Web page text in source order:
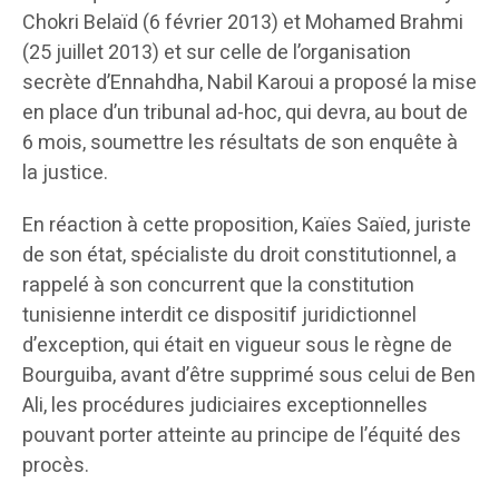
Chokri Belaïd (6 février 2013) et Mohamed Brahmi
(25 juillet 2013) et sur celle de l’organisation
secrète d’Ennahdha, Nabil Karoui a proposé la mise
en place d’un tribunal ad-hoc, qui devra, au bout de
6 mois, soumettre les résultats de son enquête à
la justice.
En réaction à cette proposition, Kaïes Saïed, juriste
de son état, spécialiste du droit constitutionnel, a
rappelé à son concurrent que la constitution
tunisienne interdit ce dispositif juridictionnel
d’exception, qui était en vigueur sous le règne de
Bourguiba, avant d’être supprimé sous celui de Ben
Ali, les procédures judiciaires exceptionnelles
pouvant porter atteinte au principe de l’équité des
procès.